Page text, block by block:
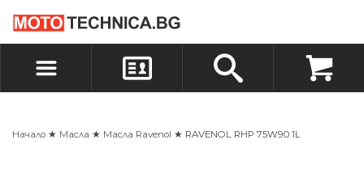
ВХОД
БЪРЗА ПОРЪЧКА ПОРЪЧКА
Начало ★ Масла ★ Масла Ravenol ★ RAVENOL RHP 75W90 1L